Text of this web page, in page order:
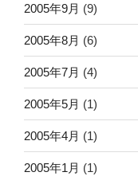
2005年9月 (9)
2005年8月 (6)
2005年7月 (4)
2005年5月 (1)
2005年4月 (1)
2005年1月 (1)